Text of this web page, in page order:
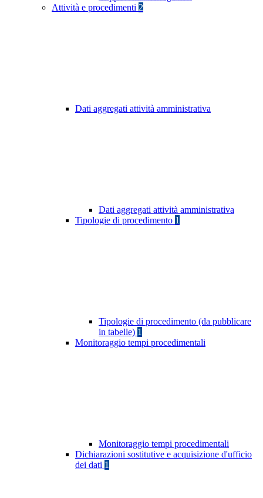
Attività e procedimenti 2
Dati aggregati attività amministrativa
Dati aggregati attività amministrativa
Tipologie di procedimento 1
Tipologie di procedimento (da pubblicare
in tabelle) 1
Monitoraggio tempi procedimentali
Monitoraggio tempi procedimentali
Dichiarazioni sostitutive e acquisizione d'ufficio
dei dati 1